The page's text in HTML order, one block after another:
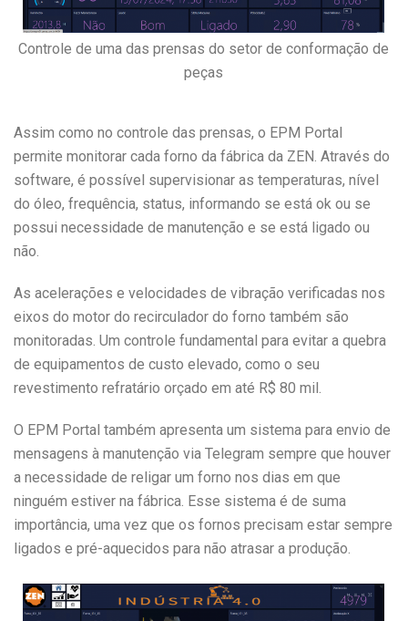
Controle de uma das prensas do setor de conformação de
peças
Assim como no controle das prensas, o EPM Portal
permite monitorar cada forno da fábrica da ZEN. Através do
software, é possível supervisionar as temperaturas, nível
do óleo, frequência, status, informando se está ok ou se
possui necessidade de manutenção e se está ligado ou
não.
As acelerações e velocidades de vibração verificadas nos
eixos do motor do recirculador do forno também são
monitoradas. Um controle fundamental para evitar a quebra
de equipamentos de custo elevado, como o seu
revestimento refratário orçado em até R$ 80 mil.
O EPM Portal também apresenta um sistema para envio de
mensagens à manutenção via Telegram sempre que houver
a necessidade de religar um forno nos dias em que
ninguém estiver na fábrica. Esse sistema é de suma
importância, uma vez que os fornos precisam estar sempre
ligados e pré-aquecidos para não atrasar a produção.